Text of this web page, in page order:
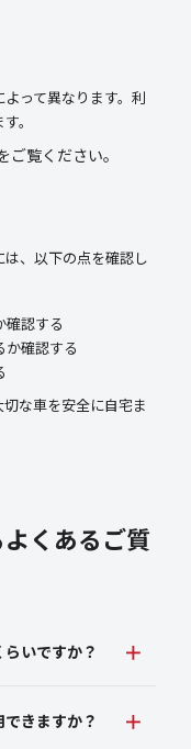
って異なります。利
。
ご覧ください。
、以下の点を確認し
確認する
か確認する
な車を安全に自宅ま
くあるご質
いですか？
きますか？